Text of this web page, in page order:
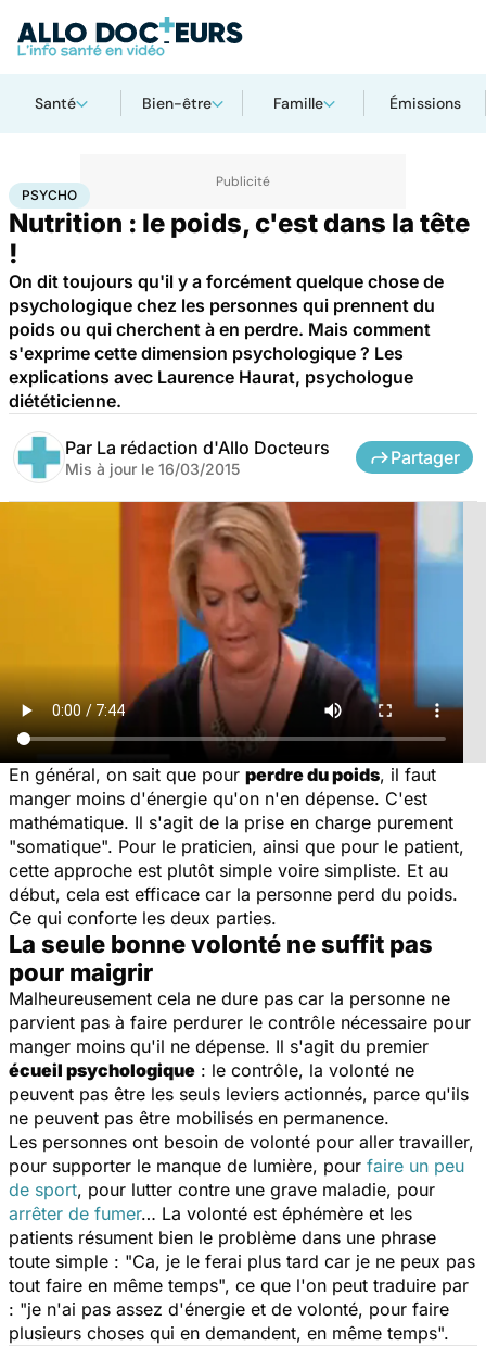
Santé Bien-être Famille Émissions
AccueilBien-être
PSYCHO
Nutrition : le poids, c'est dans la tête
!
On dit toujours qu'il y a forcément quelque chose de
psychologique chez les personnes qui prennent du
poids ou qui cherchent à en perdre. Mais comment
s'exprime cette dimension psychologique ? Les
explications avec Laurence Haurat, psychologue
diététicienne.
Par La rédaction d'Allo Docteurs
Mis à jour le 16/03/2015
Partager
En général, on sait que pour perdre du poids, il faut
manger moins d'énergie qu'on n'en dépense. C'est
mathématique. Il s'agit de la prise en charge purement
"somatique". Pour le praticien, ainsi que pour le patient,
cette approche est plutôt simple voire simpliste. Et au
début, cela est efficace car la personne perd du poids.
Ce qui conforte les deux parties.
La seule bonne volonté ne suffit pas
pour maigrir
Malheureusement cela ne dure pas car la personne ne
parvient pas à faire perdurer le contrôle nécessaire pour
manger moins qu'il ne dépense. Il s'agit du premier
écueil psychologique : le contrôle, la volonté ne
peuvent pas être les seuls leviers actionnés, parce qu'ils
ne peuvent pas être mobilisés en permanence.
Les personnes ont besoin de volonté pour aller travailler,
pour supporter le manque de lumière, pour faire un peu
de sport, pour lutter contre une grave maladie, pour
arrêter de fumer… La volonté est éphémère et les
patients résument bien le problème dans une phrase
toute simple : "Ca, je le ferai plus tard car je ne peux pas
tout faire en même temps", ce que l'on peut traduire par
: "je n'ai pas assez d'énergie et de volonté, pour faire
plusieurs choses qui en demandent, en même temps".